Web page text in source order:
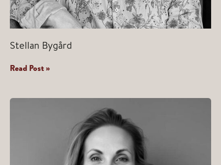
Stellan Bygård
Stellan
Read Post »